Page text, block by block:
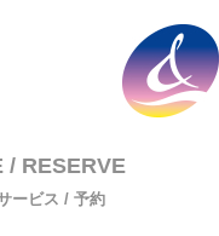
/ RESERVE
ービス / 予約